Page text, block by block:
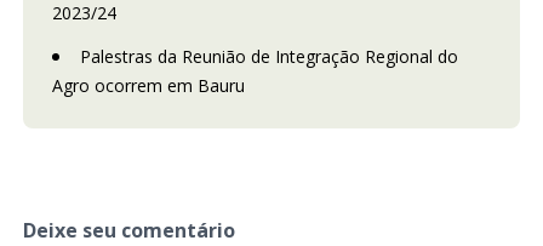
2023/24
Palestras da Reunião de Integração Regional do
Agro ocorrem em Bauru
Deixe seu comentário